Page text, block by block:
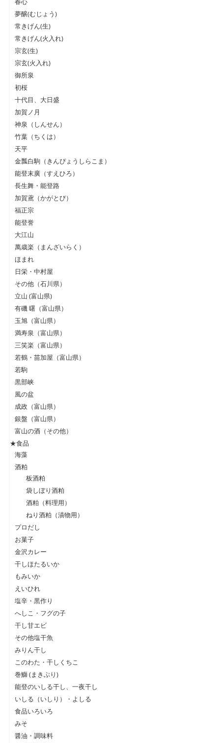
夢醸(むじょう)
常きげん(生)
常きげん(火入れ)
宗玄(生)
宗玄(火入れ)
御所泉
初桜
十代目、大日盛
加賀ノ月
神泉（しんせん）
竹葉（ちくは）
天平
金瓢白駒（きんぴょうしらこま）
能登末廣（すえひろ）
長生舞・能登路
加賀鳶（かがとび）
福正宗
能登誉
大江山
萬歳楽（まんざいらく）
ほまれ
日栄・中村屋
その他（石川県）
立山 (富山県)
有磯 曙（富山県）
玉旭（富山県）
満寿泉（富山県）
三笑楽（富山県）
若鶴・苗加屋（富山県）
若駒
黒部峡
風の盆
成政（富山県）
銀盤（富山県）
富山の酒（その他）
★食品
海藻
酒粕
板酒粕
袋しぼり酒粕
酒粕（料理用）
ねり酒粕（漬物用）
プロだし
お菓子
金沢カレー
干しほたるいか
もみいか
えいひれ
塩辛・黒作り
へしこ・フグの子
干し甘エビ
その他塩干魚
みりん干し
このわた・干しくちこ
巻鰤 (まきぶり)
能登のいしる干し、一夜干し
いしる（いしり）・よしる
食品いろいろ
みそ
醤油・調味料